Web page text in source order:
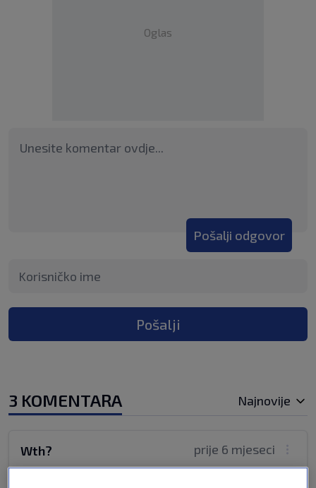
Oglas
Pošalji odgovor
Pošalji
3 KOMENTARA Najnovije
prije 6 mjeseci
Wth?